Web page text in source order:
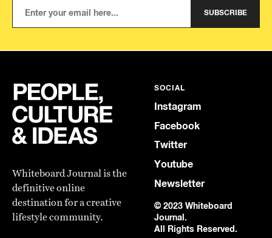
SUBSCRIBE
Whiteboard Journal is the
definitive online
destination for a creative
lifestyle community.
SOCIAL
Instagram
Facebook
Twitter
Youtube
Newsletter
© 2023 Whiteboard
Journal.
All Rights Reserved.